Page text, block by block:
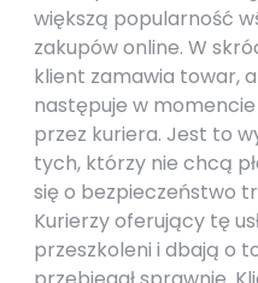
większą popularność
zakupów online. W
klient zamawia towar,
następuje w
przez kuriera. Jest to
tych, którzy nie chcą
się o bezpieczeństwo
Kurierzy oferujący tę
przeszkoleni i dbają o